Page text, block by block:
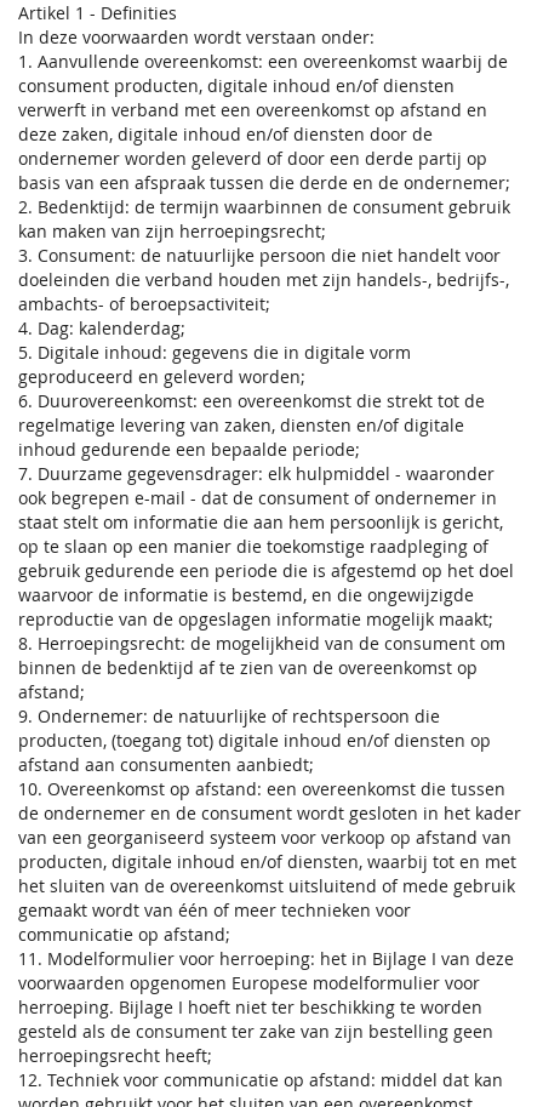
Artikel 1 - Definities
In deze voorwaarden wordt verstaan onder:
1. Aanvullende overeenkomst: een overeenkomst waarbij de
consument producten, digitale inhoud en/of diensten
verwerft in verband met een overeenkomst op afstand en
deze zaken, digitale inhoud en/of diensten door de
ondernemer worden geleverd of door een derde partij op
basis van een afspraak tussen die derde en de ondernemer;
2. Bedenktijd: de termijn waarbinnen de consument gebruik
kan maken van zijn herroepingsrecht;
3. Consument: de natuurlijke persoon die niet handelt voor
doeleinden die verband houden met zijn handels-, bedrijfs-,
ambachts- of beroepsactiviteit;
4. Dag: kalenderdag;
5. Digitale inhoud: gegevens die in digitale vorm
geproduceerd en geleverd worden;
6. Duurovereenkomst: een overeenkomst die strekt tot de
regelmatige levering van zaken, diensten en/of digitale
inhoud gedurende een bepaalde periode;
7. Duurzame gegevensdrager: elk hulpmiddel - waaronder
ook begrepen e-mail - dat de consument of ondernemer in
staat stelt om informatie die aan hem persoonlijk is gericht,
op te slaan op een manier die toekomstige raadpleging of
gebruik gedurende een periode die is afgestemd op het doel
waarvoor de informatie is bestemd, en die ongewijzigde
reproductie van de opgeslagen informatie mogelijk maakt;
8. Herroepingsrecht: de mogelijkheid van de consument om
binnen de bedenktijd af te zien van de overeenkomst op
afstand;
9. Ondernemer: de natuurlijke of rechtspersoon die
producten, (toegang tot) digitale inhoud en/of diensten op
afstand aan consumenten aanbiedt;
10. Overeenkomst op afstand: een overeenkomst die tussen
de ondernemer en de consument wordt gesloten in het kader
van een georganiseerd systeem voor verkoop op afstand van
producten, digitale inhoud en/of diensten, waarbij tot en met
het sluiten van de overeenkomst uitsluitend of mede gebruik
gemaakt wordt van één of meer technieken voor
communicatie op afstand;
11. Modelformulier voor herroeping: het in Bijlage I van deze
voorwaarden opgenomen Europese modelformulier voor
herroeping. Bijlage I hoeft niet ter beschikking te worden
gesteld als de consument ter zake van zijn bestelling geen
herroepingsrecht heeft;
12. Techniek voor communicatie op afstand: middel dat kan